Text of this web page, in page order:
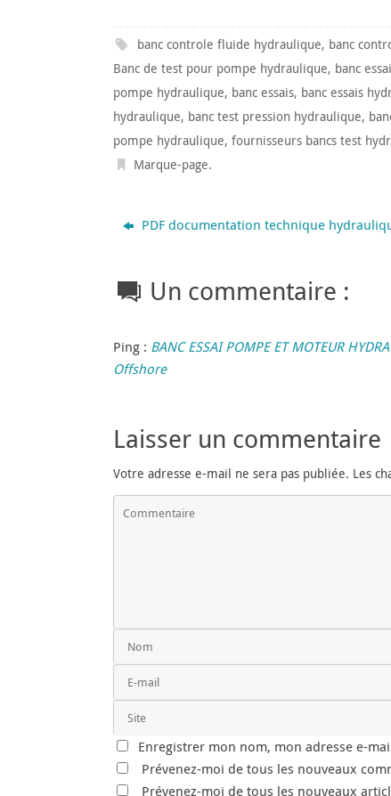
banc controle fluide hydraulique, banc
Banc de test pour pompe hydraulique, banc
pompe hydraulique, banc essais, banc essais
hydraulique, banc test pression hydraulique,
pompe hydraulique, fournisseurs bancs test
Marque-page.
PDF documentation technique
Un commentaire :
Ping : BANC ESSAI POMPE ET MOTEUR
Offshore
Laisser un commentaire
Votre adresse e-mail ne sera pas publiée. Les
Enregistrer mon nom, mon adresse e-
Prévenez-moi de tous les nouveaux
Prévenez-moi de tous les nouveaux